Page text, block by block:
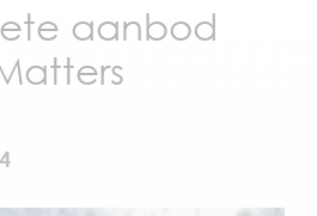
aanbod